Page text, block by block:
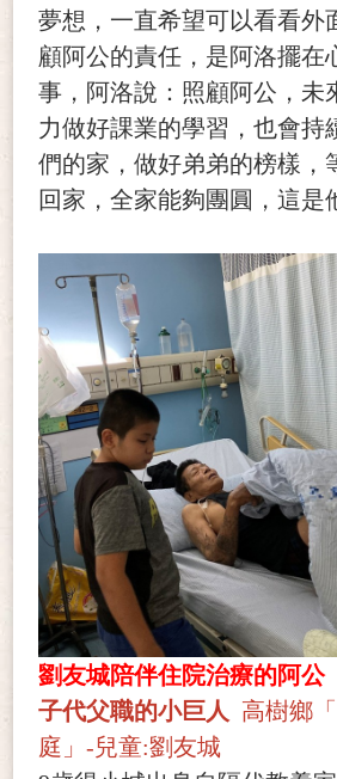
夢想，一直希望可以看看外
顧阿公的責任，是阿洛擺在
事，阿洛說：照顧阿公，未
力做好課業的學習，也會持
們的家，做好弟弟的榜樣，
回家，全家能夠團圓，這是
劉友城陪伴住院治療的阿公
子代父職的小巨人 高樹鄉
庭」-兒童:劉友城